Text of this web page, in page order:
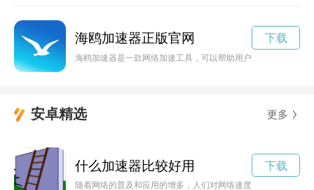
海鸥加速器正版官网
海鸥加速器是一款网络加速工具，可以帮助用户快速稳定地访
下载
安卓精选 更多
什么加速器比较好用
随着网络的普及和应用的增多，人们对网络速度的要求也越来
下载